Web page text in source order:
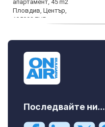
Последвайте ни...